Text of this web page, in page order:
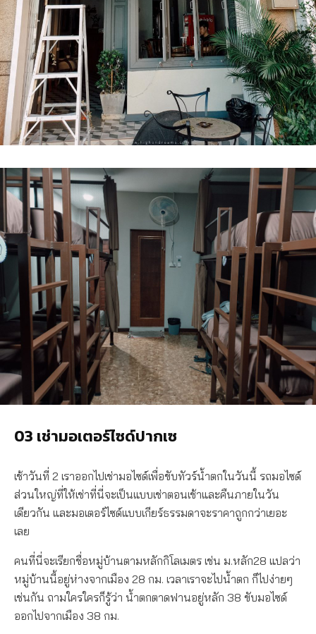
03 เช่ามอเตอร์ไซด์ปากเซ
เช้าวันที่ 2 เราออกไปเช่ามอไซด์เพื่อขับทัวร์น้ำตกในวันนี้ รถมอไซด์
ส่วนใหญ่ที่ให้เช่าที่นี่จะเป็นแบบเช่าตอนเช้าและคืนภายในวัน
เดียวกัน และมอเตอร์ไซด์แบบเกียร์ธรรมดาจะราคาถูกกว่าเยอะ
เลย
คนที่นี่จะเรียกชื่อหมู่บ้านตามหลักกิโลเมตร เช่น ม.หลัก28 แปลว่า
หมู่บ้านนี้อยู่ห่างจากเมือง 28 กม. เวลาเราจะไปน้ำตก ก็ไปง่ายๆ
เช่นกัน ถามใครใครก็รู้ว่า น้ำตกตาดฟานอยู่หลัก 38 ขับมอไซด์
ออกไปจากเมือง 38 กม.